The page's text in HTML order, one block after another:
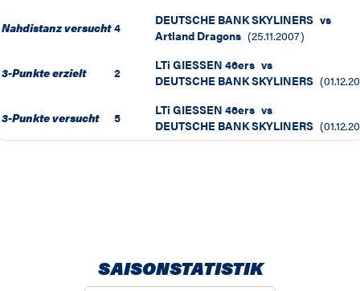
Nahdistanz versucht 4 DEUTSCHE BANK SKYLINERS vs
Artland Dragons (25.11.2007)
3-Punkte erzielt 2 LTi GIESSEN 46ers vs
DEUTSCHE BANK SKYLINERS (
3-Punkte versucht 5 LTi GIESSEN 46ers vs
DEUTSCHE BANK SKYLINERS (
SAISONSTATISTIK